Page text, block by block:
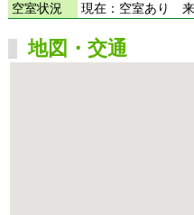
空室状況
現在：空室あり 来
地図・交通